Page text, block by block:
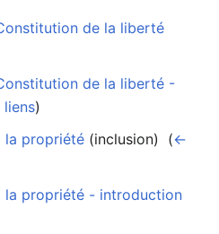
de la liberté
de la liberté -
)
la propriété (inclusion) ‎ (←
la propriété - introduction